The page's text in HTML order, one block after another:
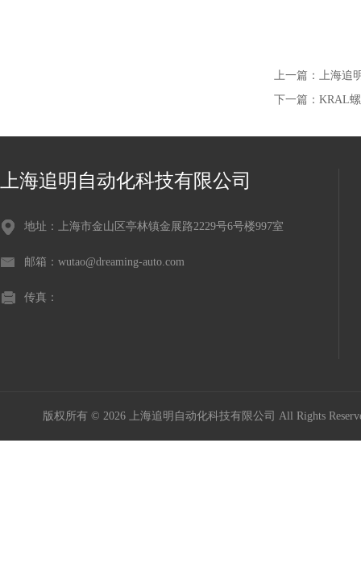
上一篇： 上海追
下一篇： KRAL
上海追明自动化科技有限公司
地址：上海市金山区亭林镇金展路2229号6号楼997室
邮箱：wutao@dreaming-auto.com
传真：
版权所有 © 2026 上海追明自动化科技有限公司 All Rights